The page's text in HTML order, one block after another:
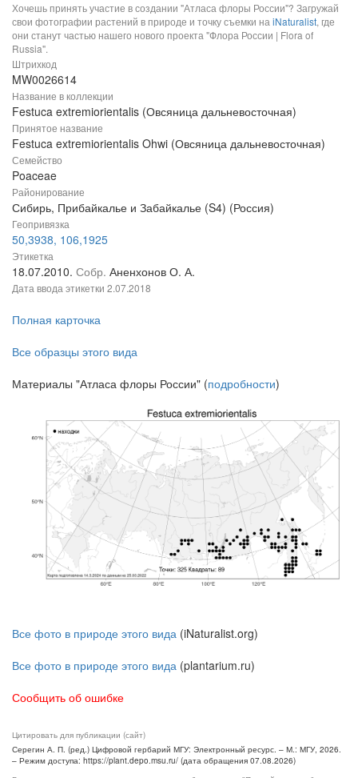
Хочешь принять участие в создании "Атласа флоры России"? Загружай
свои фотографии растений в природе и точку съемки на iNaturalist, где
они станут частью нашего нового проекта "Флора России | Flora of
Russia".
Штрихкод
MW0026614
Название в коллекции
Festuca extremiorientalis (Овсяница дальневосточная)
Принятое название
Festuca extremiorientalis Ohwi (Овсяница дальневосточная)
Семейство
Poaceae
Районирование
Сибирь, Прибайкалье и Забайкалье (S4) (Россия)
Геопривязка
50,3938, 106,1925
Этикетка
18.07.2010. Собр. Аненхонов О. А.
Дата ввода этикетки 2.07.2018
Полная карточка
Все образцы этого вида
Материалы "Атласа флоры России" (подробности)
Все фото в природе этого вида (iNaturalist.org)
Все фото в природе этого вида (plantarium.ru)
Сообщить об ошибке
Цитировать для публикации (сайт)
Серегин А. П. (ред.) Цифровой гербарий МГУ: Электронный ресурс. – М.: МГУ, 2026.
– Режим доступа: https://plant.depo.msu.ru/ (дата обращения 07.08.2026)